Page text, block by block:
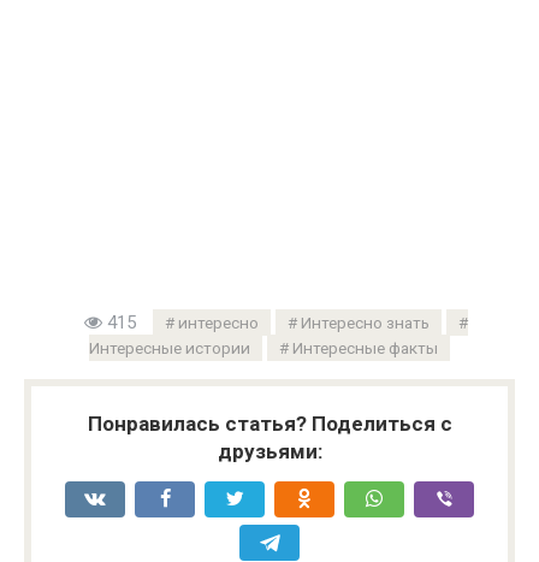
415 интересно
Интересно знать
Интересные истории
Интересные факты
Понравилась статья? Поделиться с
друзьями: